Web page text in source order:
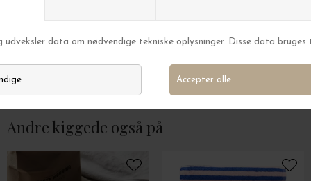
House Doctor
3 Osteknive Cheese, Silver
DKK 299,00
House Doctor
4 Smørknive
Andre kiggede også på